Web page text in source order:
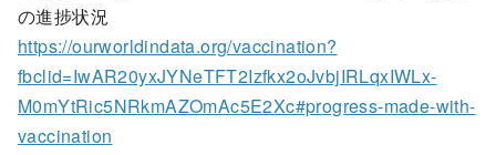
の進捗状況
https://ourworldindata.org/vaccination?
fbclid=IwAR20yxJYNeTFT2Izfkx2oJvbjIRLqxIWLx-
M0mYtRic5NRkmAZOmAc5E2Xc#progress-made-with-
vaccination